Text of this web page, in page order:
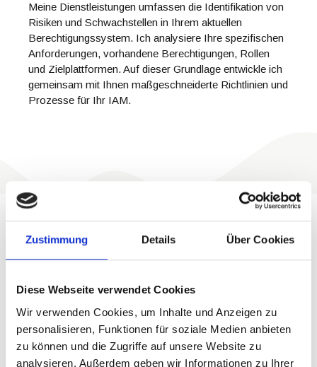
Zustimmung Details Über Cookies
Diese Webseite verwendet Cookies
Wir verwenden Cookies, um Inhalte und Anzeigen zu
personalisieren, Funktionen für soziale Medien anbieten
zu können und die Zugriffe auf unsere Website zu
analysieren. Außerdem geben wir Informationen zu Ihrer
Meine Dienstleistungen umfassen die Identifikation von
Risiken und Schwachstellen in Ihrem aktuellen
Berechtigungssystem. Ich analysiere Ihre spezifischen
Anforderungen, vorhandene Berechtigungen, Rollen
und Zielplattformen. Auf dieser Grundlage entwickle ich
gemeinsam mit Ihnen maßgeschneiderte Richtlinien und
Prozesse für Ihr IAM.
Implementierung und
Auswahl von IAM-
Ich entwickle spezifische Rollenkonzepte, die den Zugang zu
Unternehmensressourcen effektiv regeln. Diese Rollen sind
maßgeschneidert, um den spezifischen Anforderungen und